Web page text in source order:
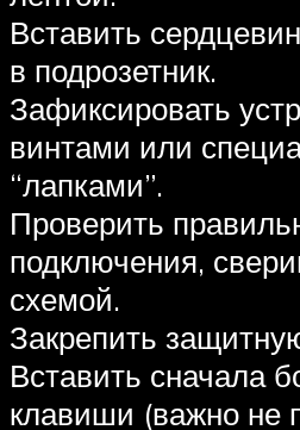
Вставить
в подрозетник.
Зафиксировать
винтами или
“лапками”.
Проверить
подключения,
схемой.
Закрепить
Вставить сначала
клавиши (важно не